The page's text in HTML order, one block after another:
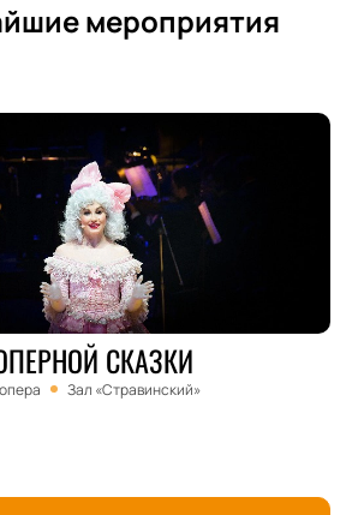
мероприятия
СКАЗКИ
Зал «Стравинский»